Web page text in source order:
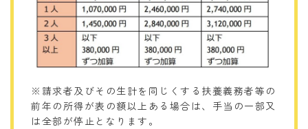
※請求者及びその生計を同じくする扶養義務者等の
前年の所得が表の額以上ある場合は、手当の一部又
は全部が停止となります。